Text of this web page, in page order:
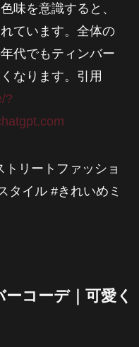
味を意識すると、
ています。全体の
代でもティンバー
なります。引用
?
リートファッショ
タイル #きれいめミ
コーデ｜可愛く